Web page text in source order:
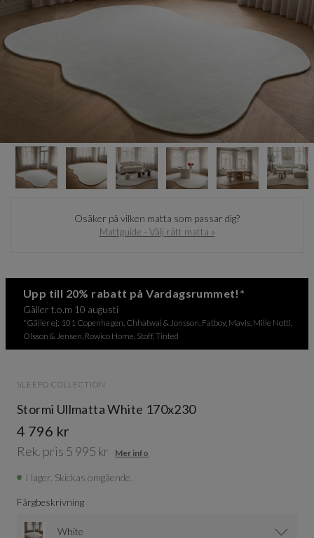
Item
Osäker på vilken matta som passar dig?
Mattguide - Välj rätt matta »
Upp till 20% rabatt på Vardagsrummet!*
Gäller t.o.m 10 augusti
*Gäller ej: 101 Copenhagen, Chhatwal & Jonsson, Fatboy, Mavis, Mille Notti,
Olsson & Jensen, Rowico Home, Stoff, Tinted
SLEEPO COLLECTION
Stormi Ullmatta White 170x230
4 796 kr
Rek. pris 5 995 kr Mer info
I lager. Skickas omgående.
Färgbeskrivning
White